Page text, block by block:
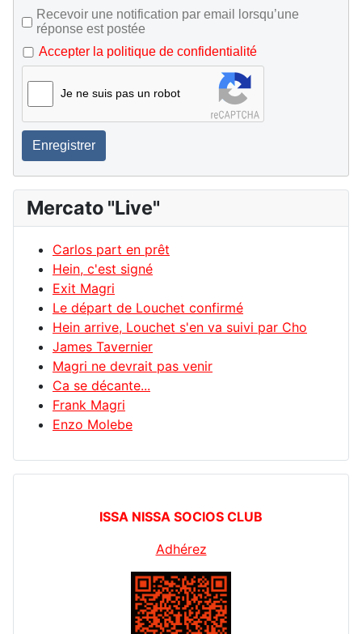
Recevoir une notification par email lorsqu’une
réponse est postée
Accepter la politique de confidentialité
Je ne suis pas un robot
Enregistrer
Mercato "Live"
Carlos part en prêt
Hein, c'est signé
Exit Magri
Le départ de Louchet confirmé
Hein arrive, Louchet s'en va suivi par Cho
James Tavernier
Magri ne devrait pas venir
Ca se décante...
Frank Magri
Enzo Molebe
ISSA NISSA SOCIOS CLUB
Adhérez